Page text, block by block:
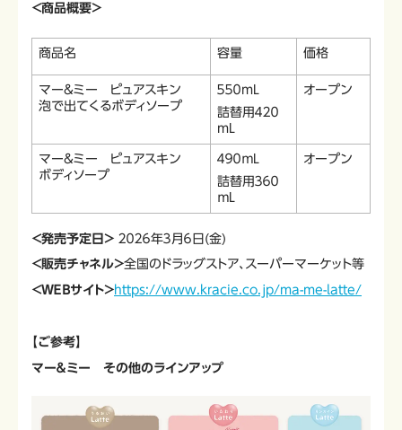
＜商品概要＞
商品名 容量 価格
マー&ミー ピュアスキン
泡で出てくるボディソープ
５５０mL
詰替用４２０
mL
オープン
マー&ミー ピュアスキン
ボディソープ
４９０ｍL
詰替用３６０
ｍL
オープン
＜発売予定日＞ ２０２６年３月６日(金)
＜販売チャネル＞全国のドラッグストア、スーパーマーケット等
＜ＷＥＢサイト＞https://www.kracie.co.jp/ma-me-latte/
【ご参考】
マー＆ミー その他のラインアップ